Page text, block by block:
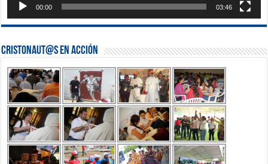
00:00 03:46
Cristonaut@s en Acción